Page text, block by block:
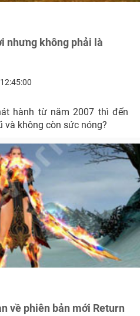
nhưng không phải là
hành từ năm 2007 thì đến
và không còn sức nóng?
về phiên bản mới Return